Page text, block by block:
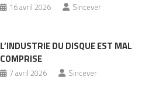
16 avril 2026 Sincever
L’INDUSTRIE DU DISQUE EST MAL
COMPRISE
7 avril 2026 Sincever